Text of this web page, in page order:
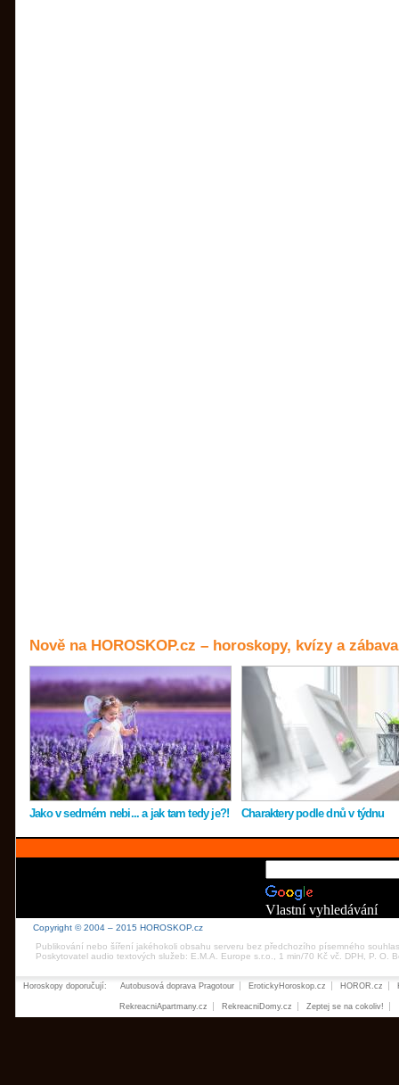
Nově na HOROSKOP.cz – horoskopy, kvízy a zábava
Jako v sedmém nebi... a jak tam tedy je?! Charaktery podle dnů v týdnu
Vlastní vyhledávání
Copyright © 2004 – 2015 HOROSKOP.cz
Publikování nebo šíření jakéhokoli obsahu serveru bez předchozího písemného
Poskytovatel audio textových služeb: E.M.A. Europe s.r.o., 1 min/70 Kč vč. DPH, P. O.
Horoskopy doporučují: Autobusová doprava Pragotour ErotickyHoroskop.cz HOROR.cz
RekreacniApartmany.cz RekreacniDomy.cz Zeptej se na cokoliv!